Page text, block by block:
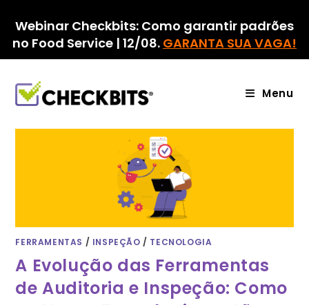
para
conteúdo
Webinar Checkbits: Como garantir padrões
no Food Service | 12/08. GARANTA SUA VAGA!
Menu
FERRAMENTAS / INSPEÇÃO / TECNOLOGIA
A Evolução das Ferramentas
de Auditoria e Inspeção: Como